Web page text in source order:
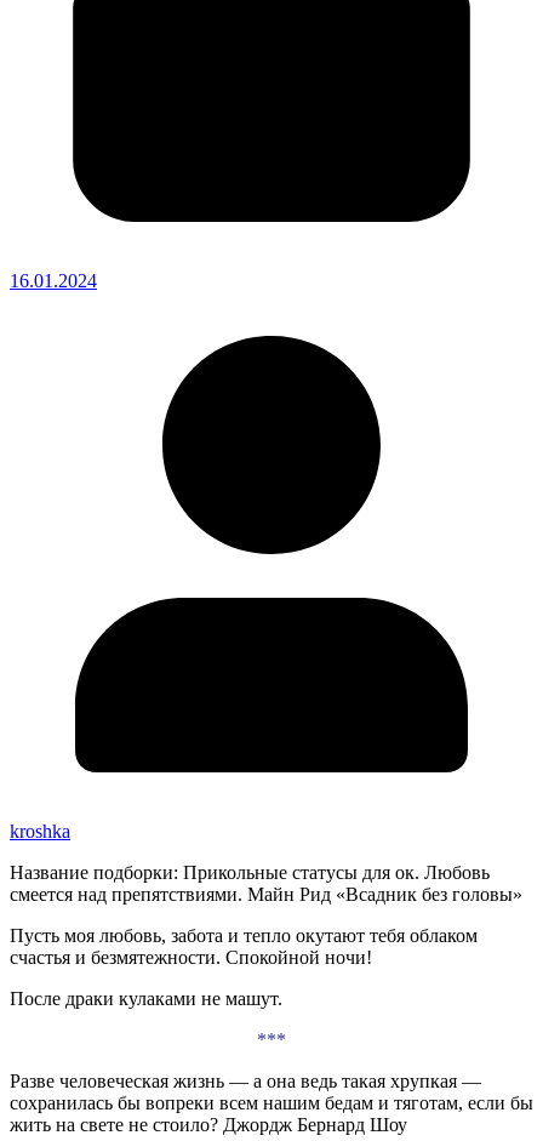
16.01.2024
kroshka
Название подборки: Прикольные статусы для ок. Любовь
смеется над препятствиями. Майн Рид «Всадник без головы»
Пусть моя любовь, забота и тепло окутают тебя облаком
счастья и безмятежности. Спокойной ночи!
После драки кулаками не машут.
***
Разве человеческая жизнь — а она ведь такая хрупкая —
сохранилась бы вопреки всем нашим бедам и тяготам, если бы
жить на свете не стоило? Джордж Бернард Шоу